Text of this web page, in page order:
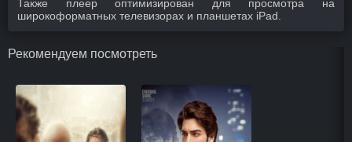
Также плеер оптимизирован для просмотра на
широкоформатных телевизорах и планшетах iPad.
Рекомендуем посмотреть